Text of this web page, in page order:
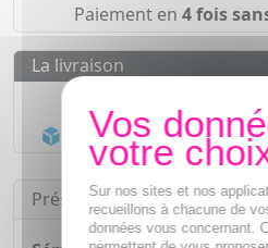
Paiement en 4 fois
La livraison
Acheminement
PrésentationSur nos sites et nos
recueillons à chacune de
données vous concernant.